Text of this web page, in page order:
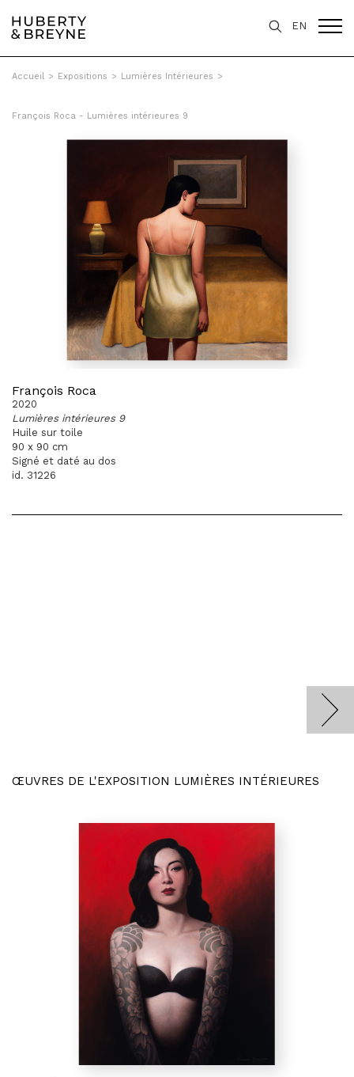
EN
Accueil > Expositions > Lumières Intérieures >
François Roca - Lumières intérieures 9
François Roca
2020
Lumières intérieures 9
Huile sur toile
90 x 90 cm
Signé et daté au dos
id. 31226
ŒUVRES DE L'EXPOSITION LUMIÈRES INTÉRIEURES